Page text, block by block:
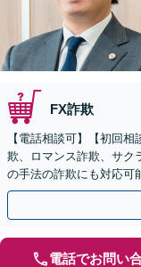
FX詐欺
【電話相談可】【初回
欺、ロマンス詐欺、サク
の手法の詐欺にも対応可
使し、ノウハウを共有の
電話でお問い